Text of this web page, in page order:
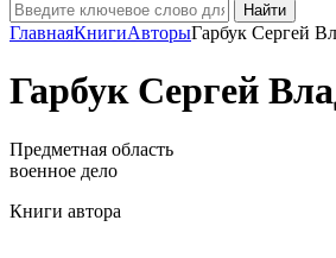
Найти
ГлавнаяКнигиАвторыГарбук Сергей
Гарбук Сергей
Предметная область
военное дело
Книги автора